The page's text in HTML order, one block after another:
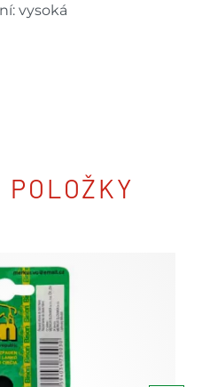
vysoká
POLOŽKY